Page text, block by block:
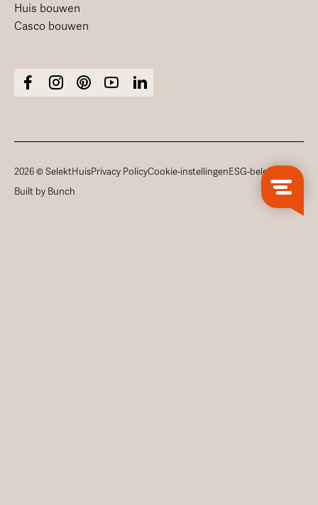
Huis bouwen
Casco bouwen
2026 © SelektHuisPrivacy PolicyCookie-instellingenESG-beleid
Built by Bunch